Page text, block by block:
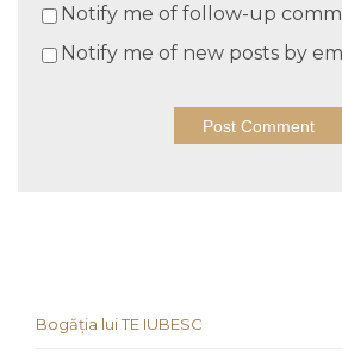
Notify me of follow-up
Notify me of new posts by
Bogăția lui TE IUBESC